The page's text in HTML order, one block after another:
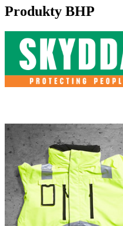
Produkty BHP